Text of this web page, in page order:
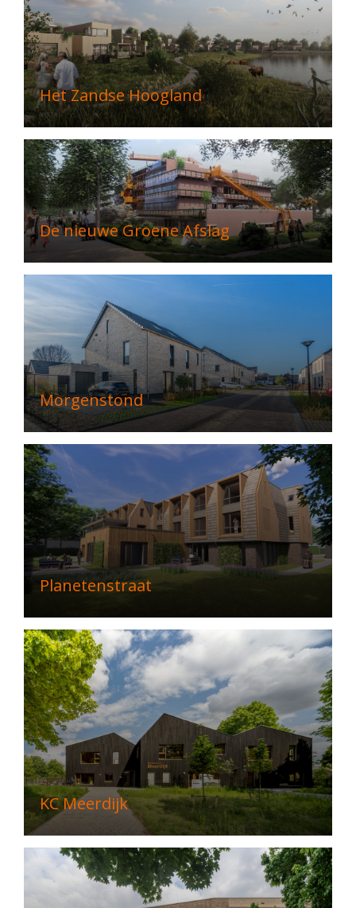
Het Zandse Hoogland
De nieuwe Groene Afslag
Morgenstond
Planetenstraat
KC Meerdijk